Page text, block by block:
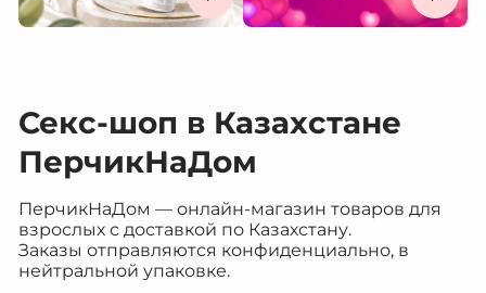
Секс-шоп в Казахстане
ПерчикНаДом
ПерчикНаДом — онлайн-магазин товаров для
взрослых с доставкой по Казахстану.
Заказы отправляются конфиденциально, в
нейтральной упаковке.